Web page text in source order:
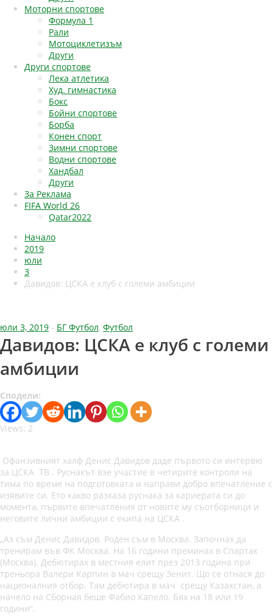
Моторни спортове
Формула 1
Рали
Мотоциклетизъм
Други
Други спортове
Лека атлетика
Худ. гимнастика
Бокс
Бойни спортове
Борба
Конен спорт
Зимни спортове
Водни спортове
Хандбал
Други
За Реклама
FIFA World 26
Qatar2022
Начало
2019
юли
3
Давидов: ЦСКА е клуб с големи амбиции
юли 3, 2019 - БГ Футбол, Футбол
Давидов: ЦСКА е клуб с големи
амбиции
Сподели:
Views: 2
Офанзивният халф Денис Давидов даде първото си интервю
за ЦСКА ТВ . Руснакът взе участие в четирите контроли на
тима по време на подготовката и направи добро впечатление с
изявите си. Ето какво разказа руснака за кариерата си до
момента, първите впечатления от новите му съотборници и
неговите лични амбиции с екипа на ЦСКА .
„Аз съм Денис Давидов. Роден съм в Москва. Започнах да
тренирам във ФК Москва. На 16 години преминах в Спартак
(Москва). Дебютирах в местния елит през 2013 година при
треньора Валери Карпин в мач срещу Зенит. Що се отнася до
националния отбор. Там дебютира в мач срещу Казахстан, а
начело на Сборная беше Фабио Капело. Бях на 18 или 19
години“.